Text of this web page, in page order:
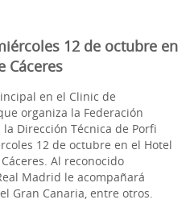
12 de octubre en
Cáceres
en el Clinic de
organiza la Federación
Dirección Técnica de Porfi
12 de octubre en el Hotel
Al reconocido
Madrid le acompañará
Gran Canaria, entre otros.